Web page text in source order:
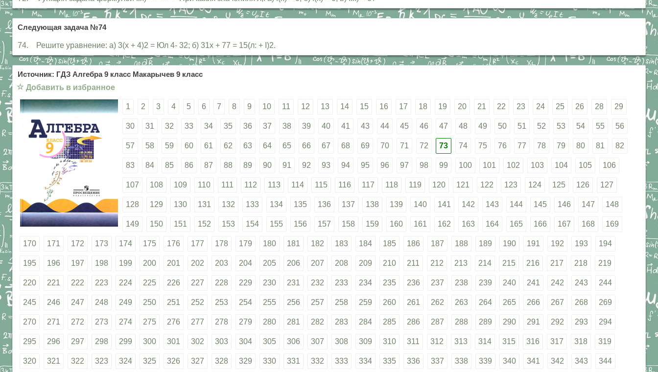
Следующая задача №74
74. Решите уравнение: а) 3(х + 4)2 = Юл 4- 32; б) 31х + 77 = 15(л: + I)2.
Источник: ГДЗ Алгебра 9 класс Макарычев 9 класс
☆ Добавить в избранное
1 2 3 4 5 6 7 8 9 10 11 12 13 14 15 16 17 18 19 20 21 22 23 24 25 26 28 29
30 31 32 33 34 35 36 37 38 39 40 41 43 44 45 46 47 48 49 50 51 52 53 54 55 56
57 58 59 60 61 62 63 64 65 66 67 68 69 70 71 72 73 74 75 76 77 78 79 80 81 82
83 84 85 86 87 88 89 90 91 92 93 94 95 96 97 98 99 100 101 102 103 104 105 106
107 108 109 110 111 112 113 114 115 116 117 118 119 120 121 122 123 124 125 126 127
128 129 130 131 132 133 134 135 136 137 138 139 140 141 142 143 144 145 146 147 148
149 150 151 152 153 154 155 156 157 158 159 160 161 162 163 164 165 166 167 168 169
170 171 172 173 174 175 176 177 178 179 180 181 182 183 184 185 186 187 188 189 190 191 192 193 194
195 196 197 198 199 200 201 202 203 204 205 206 207 208 209 210 211 212 213 214 215 216 217 218 219
220 221 222 223 224 225 226 227 228 229 230 231 232 233 234 235 236 237 238 239 240 241 242 243 244
245 246 247 248 249 250 251 252 253 254 255 256 257 258 259 260 261 262 263 264 265 266 267 268 269
270 271 272 273 274 275 276 277 278 279 280 281 282 283 284 285 286 287 288 289 290 291 292 293 294
295 296 297 298 299 300 301 302 303 304 305 306 307 308 309 310 311 312 313 314 315 316 317 318 319
320 321 322 323 324 325 326 327 328 329 330 331 332 333 334 335 336 337 338 339 340 341 342 343 344